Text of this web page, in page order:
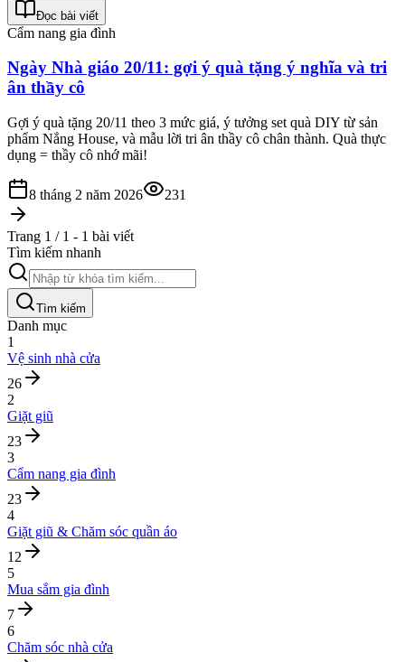
Đọc bài viết
Cẩm nang gia đình
Ngày Nhà giáo 20/11: gợi ý quà tặng ý nghĩa và tri
ân thầy cô
Gợi ý quà tặng 20/11 theo 3 mức giá, ý tưởng set quà DIY từ sản
phẩm Nắng House, và mẫu lời tri ân thầy cô chân thành. Quà thực
dụng = thầy cô nhớ mãi!
8 tháng 2 năm 2026 231
Trang 1 / 1 - 1 bài viết
Tìm kiếm nhanh
Tìm kiếm
Danh mục
1
Vệ sinh nhà cửa
26
2
Giặt giũ
23
3
Cẩm nang gia đình
23
4
Giặt giũ & Chăm sóc quần áo
12
5
Mua sắm gia đình
7
6
Chăm sóc nhà cửa